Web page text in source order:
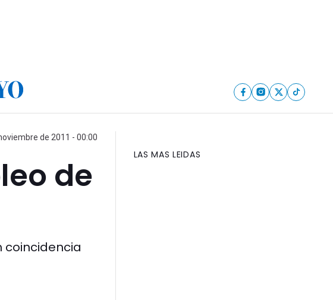
de 2011 - 00:00
de
coincidencia
LAS MAS LEIDAS